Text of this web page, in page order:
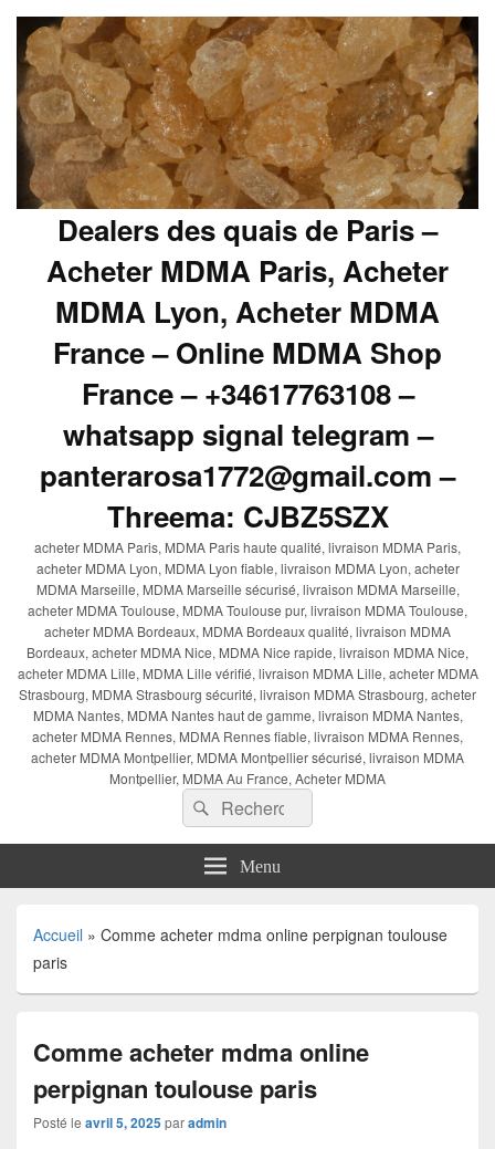
Dealers des quais de Paris –
Acheter MDMA Paris, Acheter
MDMA Lyon, Acheter MDMA
France – Online MDMA Shop
France – +34617763108 –
whatsapp signal telegram –
panterarosa1772@gmail.com –
Threema: CJBZ5SZX
acheter MDMA Paris, MDMA Paris haute qualité, livraison MDMA Paris,
acheter MDMA Lyon, MDMA Lyon fiable, livraison MDMA Lyon, acheter
MDMA Marseille, MDMA Marseille sécurisé, livraison MDMA Marseille,
acheter MDMA Toulouse, MDMA Toulouse pur, livraison MDMA Toulouse,
acheter MDMA Bordeaux, MDMA Bordeaux qualité, livraison MDMA
Bordeaux, acheter MDMA Nice, MDMA Nice rapide, livraison MDMA Nice,
acheter MDMA Lille, MDMA Lille vérifié, livraison MDMA Lille, acheter MDMA
Strasbourg, MDMA Strasbourg sécurité, livraison MDMA Strasbourg, acheter
MDMA Nantes, MDMA Nantes haut de gamme, livraison MDMA Nantes,
acheter MDMA Rennes, MDMA Rennes fiable, livraison MDMA Rennes,
acheter MDMA Montpellier, MDMA Montpellier sécurisé, livraison MDMA
Montpellier, MDMA Au France, Acheter MDMA
Recherche :
Rechercher
Menu
Accueil » Comme acheter mdma online perpignan toulouse
paris
Comme acheter mdma online
perpignan toulouse paris
Posté le avril 5, 2025paradmin